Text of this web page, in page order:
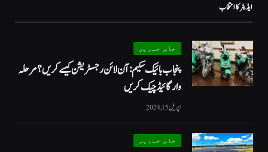
ایڈیٹر کا انتخاب
خاص خبریں
پنجاب بائیک سکیم: آن لائن رجسٹریشن کیسے کریں؟ مرحلہ
وار گائیڈ چیک کریں
اپریل 15, 2024
خاص خبریں